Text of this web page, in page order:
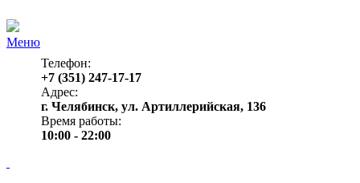
Меню
Телефон:
+7 (351) 247-17-17
Адрес:
г. Челябинск, ул. Артиллерийская, 136
Время работы:
10:00 - 22:00